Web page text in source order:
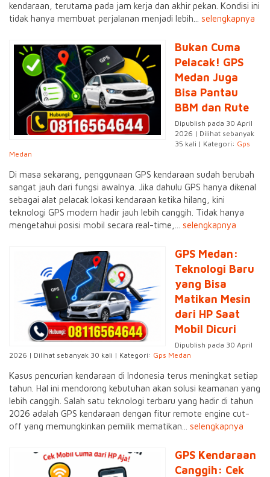
kendaraan, terutama pada jam kerja dan akhir pekan. Kondisi ini
tidak hanya membuat perjalanan menjadi lebih... selengkapnya
Bukan Cuma
Pelacak! GPS
Medan Juga
Bisa Pantau
BBM dan Rute
Dipublish pada 30 April
2026 | Dilihat sebanyak
35 kali | Kategori: Gps
Medan
Di masa sekarang, penggunaan GPS kendaraan sudah berubah
sangat jauh dari fungsi awalnya. Jika dahulu GPS hanya dikenal
sebagai alat pelacak lokasi kendaraan ketika hilang, kini
teknologi GPS modern hadir jauh lebih canggih. Tidak hanya
mengetahui posisi mobil secara real-time,... selengkapnya
GPS Medan:
Teknologi Baru
yang Bisa
Matikan Mesin
dari HP Saat
Mobil Dicuri
Dipublish pada 30 April
2026 | Dilihat sebanyak 30 kali | Kategori: Gps Medan
Kasus pencurian kendaraan di Indonesia terus meningkat setiap
tahun. Hal ini mendorong kebutuhan akan solusi keamanan yang
lebih canggih. Salah satu teknologi terbaru yang hadir di tahun
2026 adalah GPS kendaraan dengan fitur remote engine cut-
off yang memungkinkan pemilik mematikan... selengkapnya
GPS Kendaraan
Canggih: Cek